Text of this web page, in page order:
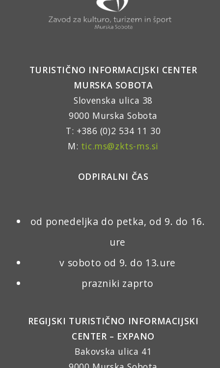
TURISTIČNO INFORMACIJSKI CENTER
MURSKA SOBOTA
Slovenska ulica 38
9000 Murska Sobota
T: +386 (0)2 534 11 30
M: tic.ms@zkts-ms.si
ODPIRALNI ČAS
od ponedeljka do petka, od 9. do 16.
ure
v soboto od 9. do 13.ure
prazniki zaprto
REGIJSKI TURISTIČNO INFORMACIJSKI
CENTER – EXPANO
Bakovska ulica 41